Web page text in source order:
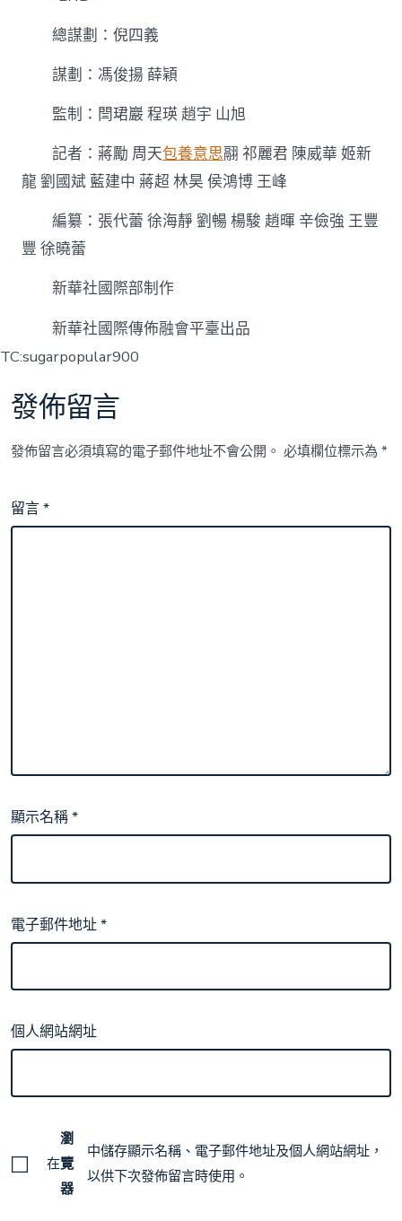
總謀劃：倪四義
謀劃：馮俊揚 薛穎
監制：閆珺巖 程瑛 趙宇 山旭
記者：蔣勵 周天包養意思翮 祁麗君 陳威華 姬新
龍 劉國斌 藍建中 蔣超 林昊 侯鴻博 王峰
編纂：張代蕾 徐海靜 劉暢 楊駿 趙暉 辛儉強 王豐
豐 徐曉蕾
新華社國際部制作
新華社國際傳佈融會平臺出品
TC:sugarpopular900
發佈留言
發佈留言必須填寫的電子郵件地址不會公開。 必填欄位標示為*
留言*
顯示名稱*
電子郵件地址*
個人網站網址
在
瀏
覽
器
中儲存顯示名稱、電子郵件地址及個人網站網址，
以供下次發佈留言時使用。